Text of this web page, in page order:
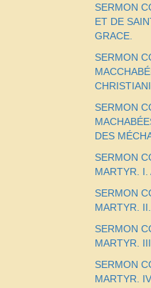
SERMON
ET DE
GRACE.
SERMON
SERMON
DES
SERMON
MARTYR. I.
SERMON
MARTYR.
SERMON
MARTYR.
SERMON
MARTYR.